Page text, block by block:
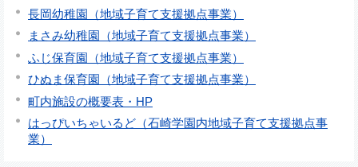
長岡幼稚園（地域子育て支援拠点事業）
まさみ幼稚園（地域子育て支援拠点事業）
ふじ保育園（地域子育て支援拠点事業）
ひぬま保育園（地域子育て支援拠点事業）
町内施設の概要表・HP
はっぴいちゃいるど（石崎学園内地域子育て支援拠点事
業）